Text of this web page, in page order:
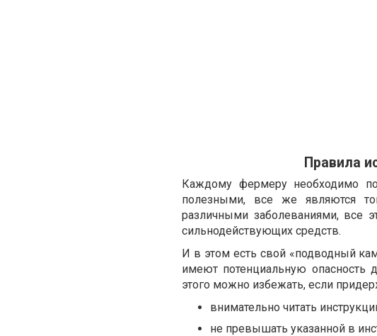
Правила
Каждому фермеру необходимо
полезными, все же являются
различными заболеваниями, все
сильнодействующих средств.
И в этом есть свой «‎подводный
имеют потенциальную
этого можно избежать, если
внимательно читать
не превышать указанной в